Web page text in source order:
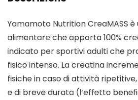
Yamamoto Nutrition CreaMASS
alimentare che apporta 100%
indicato per sportivi adulti che
fisico intenso. La creatina
fisiche in caso di attività
e di breve durata (l’effetto